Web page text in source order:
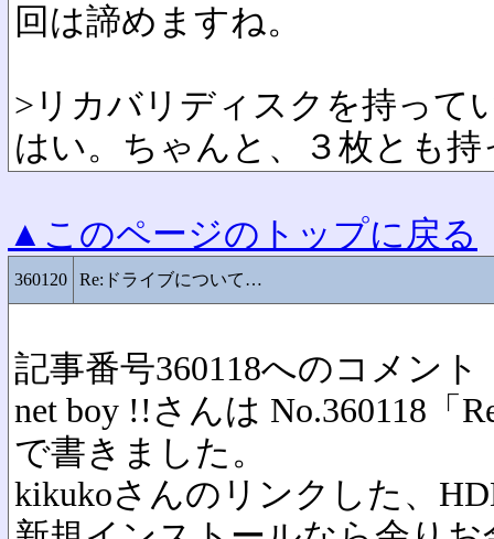
回は諦めますね。
>リカバリディスクを持って
はい。ちゃんと、３枚とも
▲このページのトップに戻る
360120 Re:ドライブについて…
記事番号360118へのコメント
net boy !!さんは No.360118
で書きました。
kikukoさんのリンクした、